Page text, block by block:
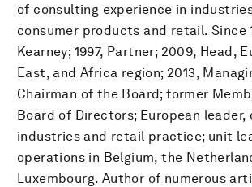
of consulting experience in
consumer products and retail. Since
Kearney; 1997, Partner; 2009, Head,
East, and Africa region; 2013,
Chairman of the Board; former
Board of Directors; European leader,
industries and retail practice; unit
operations in Belgium, the
Luxembourg. Author of numerous